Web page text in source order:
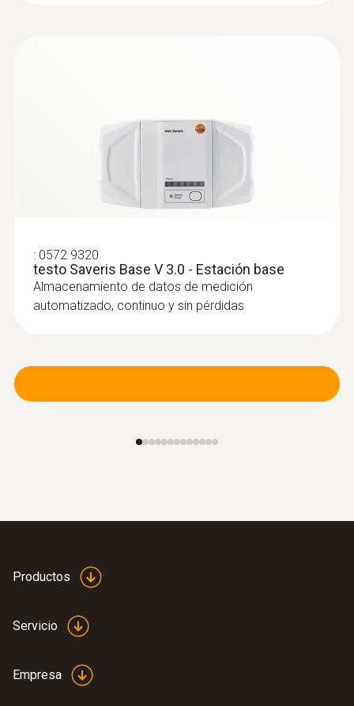
- con sensor de temperatura Pt100
Precisa sonda de temperatura digital (Pt100)
con cable para mediciones conformes a las
en puntos de difícil acceso
: 0572 9320
testo Saveris Base V 3.0 - Estación base
Almacenamiento de datos de medición
automatizado, continuo y sin pérdidas
Productos
Servicio
Empresa